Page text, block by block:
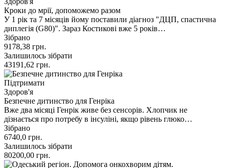
Кроки до мрії, допоможемо разом
У 1 рік та 7 місяців йому поставили діагноз "ДЦП, спастична
диплегія (G80)". Зараз Костикові вже 5 років…
Зібрано
9178,38 грн.
Залишилось зібрати
43191,62 грн.
Підтримати
Здоров'я
Безпечне дитинство для Генріка
Вже два місяці Генрік живе без сенсорів. Хлопчик не
дізнається про потребу в інсуліні, якщо рівень глюко…
Зібрано
6740,0 грн.
Залишилось зібрати
80200,00 грн.